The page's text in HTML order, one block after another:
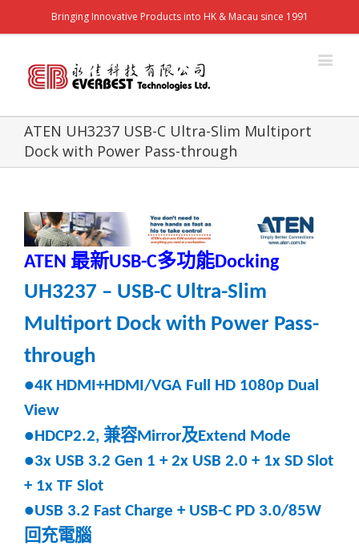
Bringing Innovative Products into HK & Macau since 1991
ATEN UH3237 USB-C Ultra-Slim Multiport
Dock with Power Pass-through
ATEN 最新USB-C多功能Docking
UH3237 – USB-C Ultra-Slim
Multiport Dock with Power Pass-
through
●4K HDMI+HDMI/VGA Full HD 1080p Dual
View
●HDCP2.2, 兼容Mirror及Extend Mode
●3x USB 3.2 Gen 1 + 2x USB 2.0 + 1x SD Slot
+ 1x TF Slot
●USB 3.2 Fast Charge + USB-C PD 3.0/85W
回充電腦